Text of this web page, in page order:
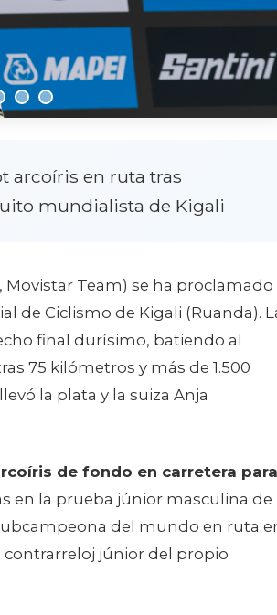
arcoíris en ruta tras
Movistar Team) se ha proclamado
75 kilómetros y más de 1.500
la plata y la suiza Anja
de fondo en carretera para
en la prueba júnior masculina de
contrarreloj júnior del propio
numeroso que apenas se
y de la neerlandesa Roos